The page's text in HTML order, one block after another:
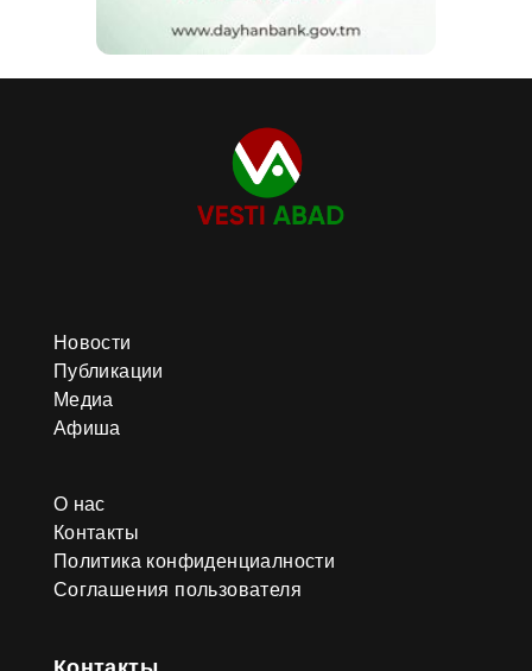
Новости
Публикации
Медиа
Афиша
О нас
Контакты
Политика конфиденциалности
Соглашения пользователя